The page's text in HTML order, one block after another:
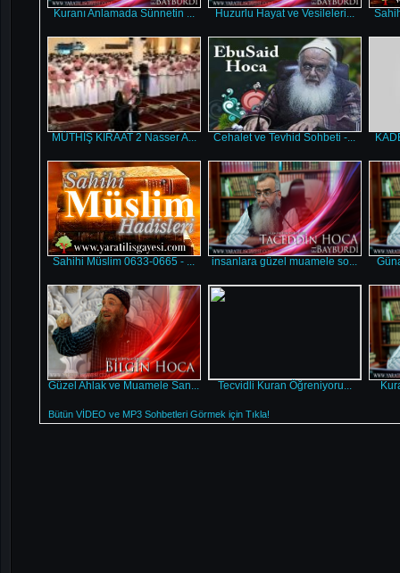
Kuranı Anlamada Sünnetin ... Huzurlu Hayat ve Vesileleri...
MÜTHİŞ KIRAAT 2 Nasser A... Cehalet ve Tevhid Sohbeti -...
Sahihi Müslim 0633-0665 - ... insanlara güzel muamele so...
Güzel Ahlak ve Muamele San... Tecvidli Kuran Öğreniyoru...
Bütün VİDEO ve MP3 Sohbetleri Görmek için Tıkla!